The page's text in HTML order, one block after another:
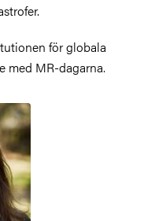
för globala
med MR-dagarna.